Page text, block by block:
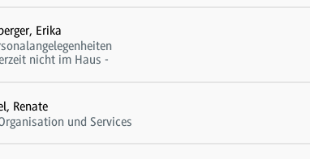
Erika
nicht im Haus -
Renate
und Services